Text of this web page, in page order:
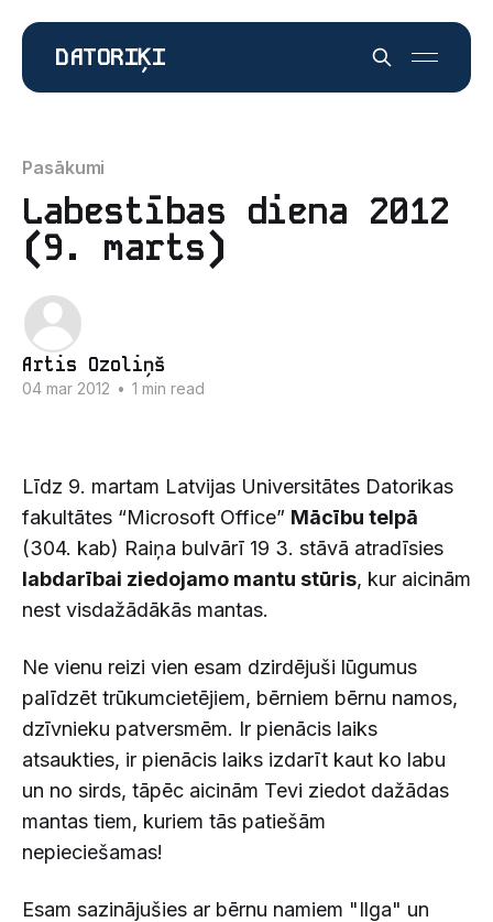
DATORIĶI
Pasākumi
Labestības diena 2012
(9. marts)
Artis Ozoliņš
04 mar 2012 • 1 min read
Līdz 9. martam Latvijas Universitātes Datorikas
fakultātes “Microsoft Office” Mācību telpā
(304. kab) Raiņa bulvārī 19 3. stāvā atradīsies
labdarībai ziedojamo mantu stūris, kur aicinām
nest visdažādākās mantas.
Ne vienu reizi vien esam dzirdējuši lūgumus
palīdzēt trūkumcietējiem, bērniem bērnu namos,
dzīvnieku patversmēm. Ir pienācis laiks
atsaukties, ir pienācis laiks izdarīt kaut ko labu
un no sirds, tāpēc aicinām Tevi ziedot dažādas
mantas tiem, kuriem tās patiešām
nepieciešamas!
Esam sazinājušies ar bērnu namiem "Ilga" un